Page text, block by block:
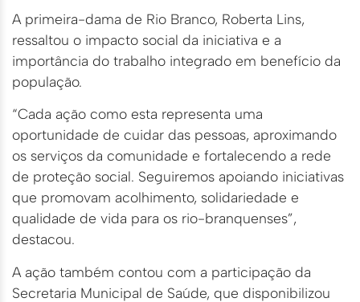
A primeira-dama de Rio Branco, Roberta Lins,
ressaltou o impacto social da iniciativa e a
importância do trabalho integrado em benefício da
população.
“Cada ação como esta representa uma
oportunidade de cuidar das pessoas, aproximando
os serviços da comunidade e fortalecendo a rede
de proteção social. Seguiremos apoiando iniciativas
que promovam acolhimento, solidariedade e
qualidade de vida para os rio-branquenses”,
destacou.
A ação também contou com a participação da
Secretaria Municipal de Saúde, que disponibilizou